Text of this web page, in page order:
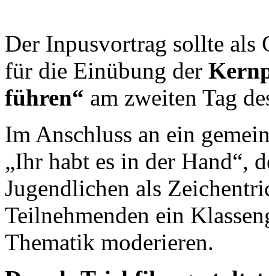
Der Inpusvortrag sollte als
für die Einübung der
führen“ am zweiten Tag
Im Anschluss an ein
„Ihr habt es in der Hand“,
Jugendlichen als
Teilnehmenden ein
Thematik moderieren.